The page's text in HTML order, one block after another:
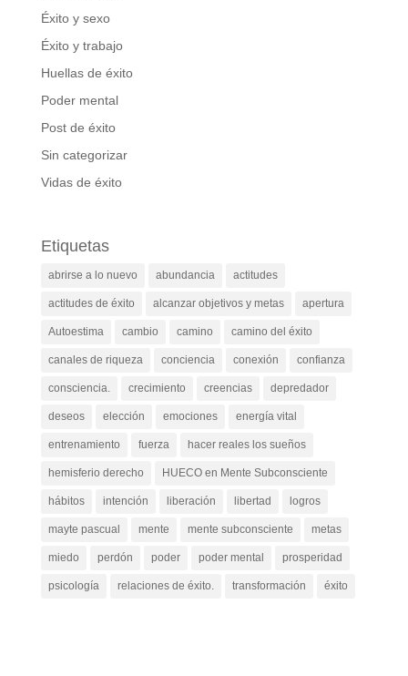
Éxito y sexo
Éxito y trabajo
Huellas de éxito
Poder mental
Post de éxito
Sin categorizar
Vidas de éxito
Etiquetas
abrirse a lo nuevo abundancia actitudes
actitudes de éxito alcanzar objetivos y metas apertura
Autoestima cambio camino camino del éxito
canales de riqueza conciencia conexión confianza
consciencia. crecimiento creencias depredador
deseos elección emociones energía vital
entrenamiento fuerza hacer reales los sueños
hemisferio derecho HUECO en Mente Subconsciente
hábitos intención liberación libertad logros
mayte pascual mente mente subconsciente metas
miedo perdón poder poder mental prosperidad
psicología relaciones de éxito. transformación éxito